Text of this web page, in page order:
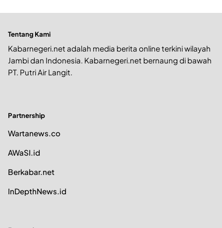
Tentang Kami
Kabarnegeri.net adalah media berita online terkini wilayah
Jambi dan Indonesia. Kabarnegeri.net bernaung di bawah
PT. Putri Air Langit.
Partnership
Wartanews.co
AWaSI.id
Berkabar.net
InDepthNews.id